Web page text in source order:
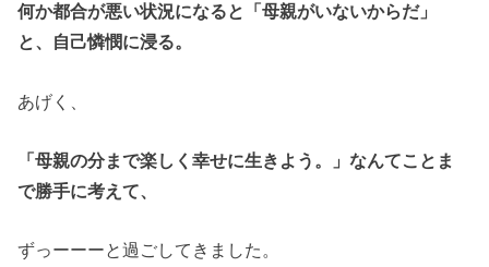
何か都合が悪い状況になると「母親がいないからだ」
と、自己憐憫に浸る。
あげく、
「母親の分まで楽しく幸せに生きよう。」なんてことま
で勝手に考えて、
ずっーーーと過ごしてきました。